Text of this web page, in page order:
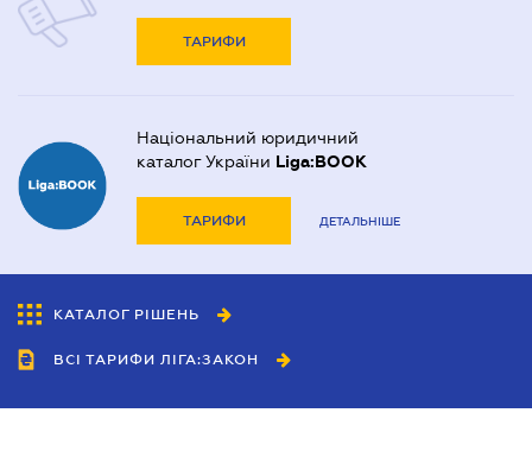
ТАРИФИ
Національний юридичний
каталог України Liga:BOOK
ТАРИФИ ДЕТАЛЬНІШЕ
КАТАЛОГ РІШЕНЬ
ВСІ ТАРИФИ ЛІГА:ЗАКОН